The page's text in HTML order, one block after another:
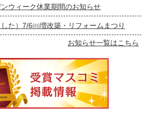
ウィーク休業期間のお知らせ
た）7/6㈰増改築・リフォームまつり
お知らせ一覧はこちら